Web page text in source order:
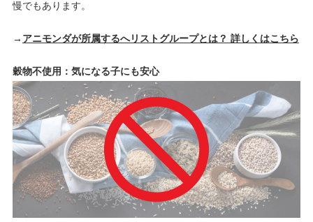
慢でもあります。
→ アニモンダが所属するへリストグループとは？ 詳しくはこちら
穀物不使用：気になる子にも安心